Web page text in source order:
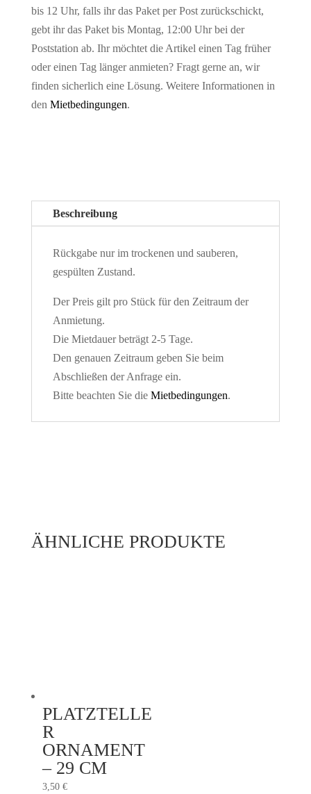
bis 12 Uhr, falls ihr das Paket per Post zurückschickt,
gebt ihr das Paket bis Montag, 12:00 Uhr bei der
Poststation ab. Ihr möchtet die Artikel einen Tag früher
oder einen Tag länger anmieten? Fragt gerne an, wir
finden sicherlich eine Lösung. Weitere Informationen in
den Mietbedingungen.
Beschreibung
Rückgabe nur im trockenen und sauberen,
gespülten Zustand.
Der Preis gilt pro Stück für den Zeitraum der
Anmietung.
Die Mietdauer beträgt 2-5 Tage.
Den genauen Zeitraum geben Sie beim
Abschließen der Anfrage ein.
Bitte beachten Sie die Mietbedingungen.
ÄHNLICHE PRODUKTE
PLATZTELLE
R
ORNAMENT
– 29 CM
3,50 €